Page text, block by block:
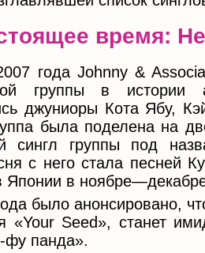
время:
года Johnny &
группы в
джуниоры Кота Ябу,
была поделена на
сингл группы под
с него стала песней
Японии в
было анонсировано,
«Your Seed», станет
фу панда».